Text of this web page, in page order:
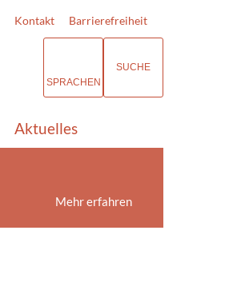
Kontakt Barrierefreiheit
SPRACHEN
SUCHE
Aktuelles
Mehr erfahren